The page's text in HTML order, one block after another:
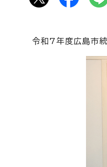
令和7年度広島市統